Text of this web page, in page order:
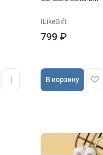
ILikeGift
799 ₽
В корзину